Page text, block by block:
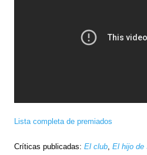
Lista completa de premiados
Críticas publicadas: El club, El hijo de